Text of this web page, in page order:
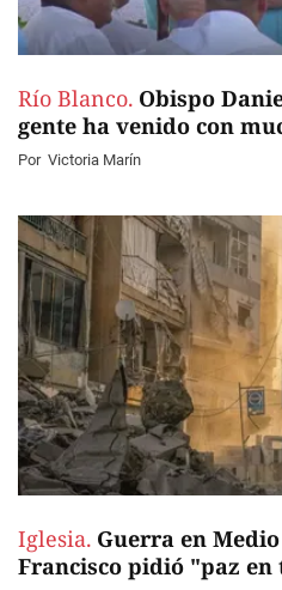
Río Blanco. Obispo
gente ha venido con
Por Victoria Marín
Iglesia. Guerra en
Francisco pidió "paz en